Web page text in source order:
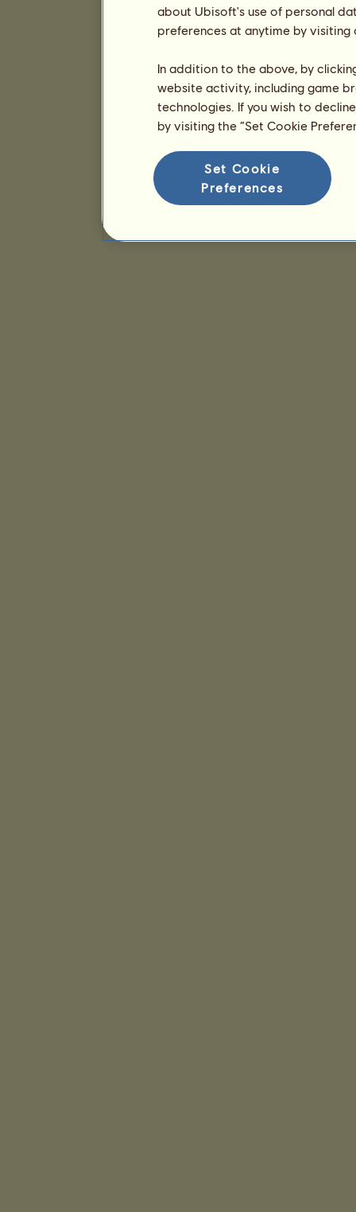
about Ubisoft's use of personal
preferences at anytime by
In addition to the above, by
website activity, including game
technologies. If you wish to
by visiting the “Set Cookie
Set Cookie
Preferences